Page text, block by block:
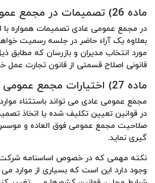
ماده 26) تصمیمات در مجمع عمومی عادی
در مجمع عمومی عادی تصمیمات همواره
بعلاوه یک آراء حاضر در جلسه رسمیت
قانونی اصلاح قسمتی از قانون تجارت عمل
ماده 27) اختیارات مجمع عمومی عادی
مجمع عمومی عادی می تواند باستثناء
در قوانین تعیین تکلیف شده یا اتخاذ
صلاحیت مجمع عمومی فوق العاده و
گیری نماید.
نکته مهمی که در خصوص اساسنامه
وجود دارد این است که بسیاری از موارد می